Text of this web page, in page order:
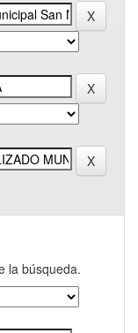
la búsqueda.